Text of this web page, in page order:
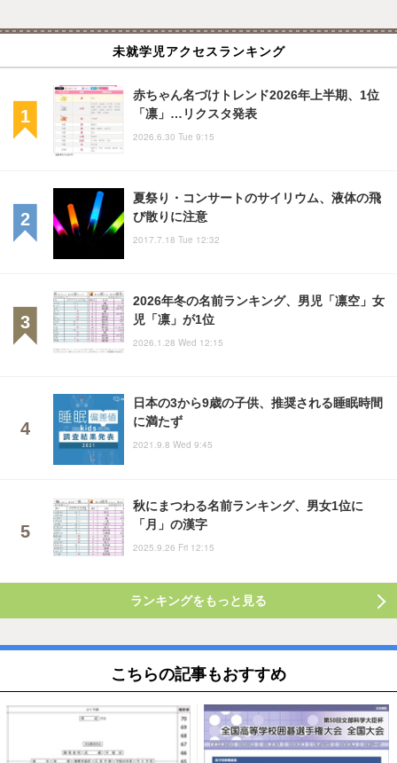
未就学児アクセスランキング
赤ちゃん名づけトレンド2026年上半期、1位
「凛」…リクスタ発表
2026.6.30 Tue 9:15
夏祭り・コンサートのサイリウム、液体の飛
び散りに注意
2017.7.18 Tue 12:32
2026年冬の名前ランキング、男児「凛空」女
児「凛」が1位
2026.1.28 Wed 12:15
日本の3から9歳の子供、推奨される睡眠時間
に満たず
2021.9.8 Wed 9:45
秋にまつわる名前ランキング、男女1位に
「月」の漢字
2025.9.26 Fri 12:15
ランキングをもっと見る
こちらの記事もおすすめ